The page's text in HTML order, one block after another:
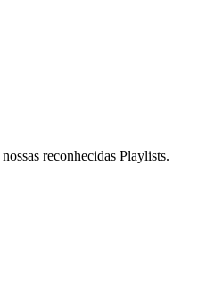
reconhecidas Playlists.